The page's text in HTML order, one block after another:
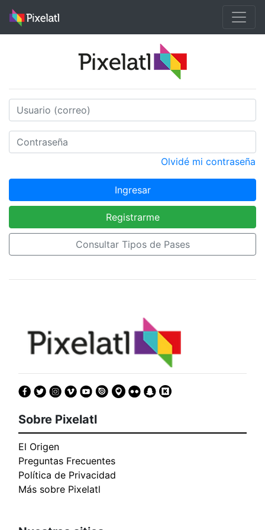
Olvidé mi contraseña
Ingresar
Registrarme
Consultar Tipos de Pases
Sobre Pixelatl
El Origen
Preguntas Frecuentes
Política de Privacidad
Más sobre Pixelatl